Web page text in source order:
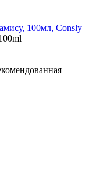
100мл, Consly